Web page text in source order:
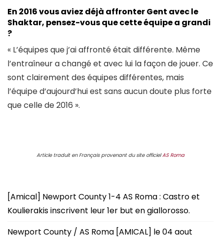
En 2016 vous aviez déjà affronter Gent avec le
Shaktar, pensez-vous que cette équipe a grandi
?
« L’équipes que j’ai affronté était différente. Même
l’entraîneur a changé et avec lui la façon de jouer. Ce
sont clairement des équipes différentes, mais
l’équipe d’aujourd’hui est sans aucun doute plus forte
que celle de 2016 ».
Article traduit en Français provenant du site officielAS Roma
[Amical] Newport County 1-4 AS Roma : Castro et
Koulierakis inscrivent leur 1er but en giallorosso.
Newport County / AS Roma [AMICAL] le 04 aout